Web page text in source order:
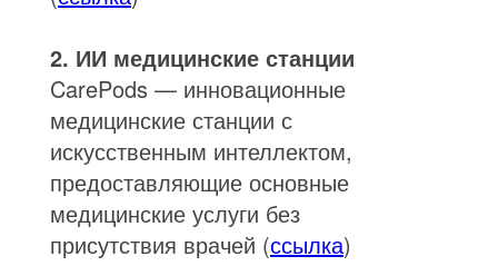
2. ИИ медицинские станции
CarePods — инновационные
медицинские станции с
искусственным интеллектом,
предоставляющие основные
медицинские услуги без
присутствия врачей (ссылка)